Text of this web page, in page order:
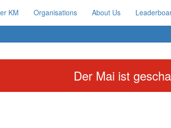
KM Organisations About Us
Der Mai ist